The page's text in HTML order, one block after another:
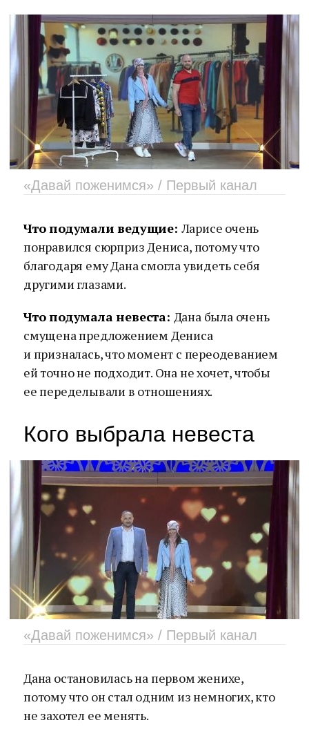
«Давай поженимся» / Первый канал
Что подумали ведущие: Ларисе очень
понравился сюрприз Дениса, потому что
благодаря ему Дана смогла увидеть себя
другими глазами.
Что подумала невеста: Дана была очень
смущена предложением Дениса
и призналась, что момент с переодеванием
ей точно не подходит. Она не хочет, чтобы
ее переделывали в отношениях.
Кого выбрала невеста
«Давай поженимся» / Первый канал
Дана остановилась на первом женихе,
потому что он стал одним из немногих, кто
не захотел ее менять.